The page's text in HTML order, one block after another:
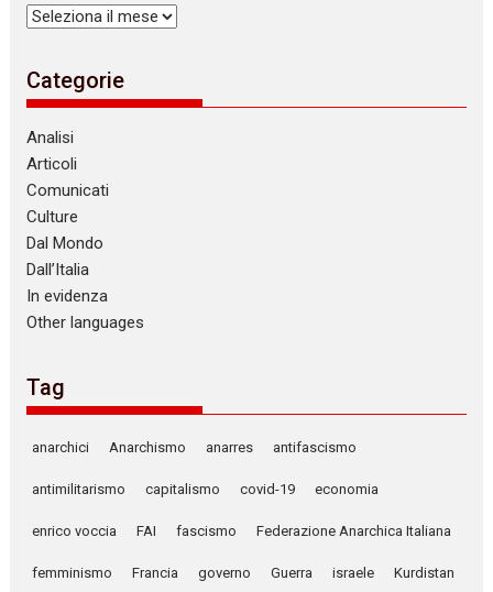
Archivi
Categorie
Analisi
Articoli
Comunicati
Culture
Dal Mondo
Dall’Italia
In evidenza
Other languages
Tag
anarchici Anarchismo anarres antifascismo
antimilitarismo capitalismo covid-19 economia
enrico voccia FAI fascismo Federazione Anarchica Italiana
femminismo Francia governo Guerra israele Kurdistan